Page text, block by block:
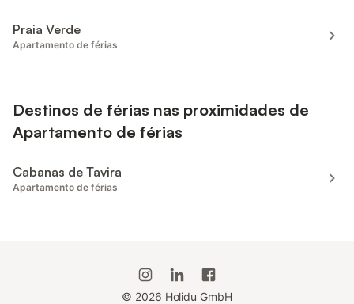
Praia Verde
Apartamento de férias
Destinos de férias nas proximidades de
Apartamento de férias
Cabanas de Tavira
Apartamento de férias
© 2026 Holidu GmbH